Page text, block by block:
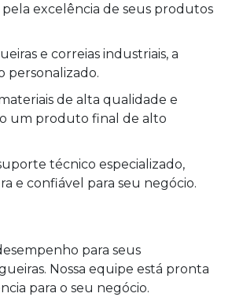
excelência de seus produtos
e correias industriais, a
personalizado.
de alta qualidade e
um produto final de alto
técnico especializado,
e confiável para seu negócio.
para seus
Nossa equipe está pronta
para o seu negócio.